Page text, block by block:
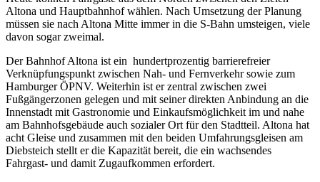
Altona und Hauptbahnhof wählen. Nach Umsetzung der Planung
müssen sie nach Altona Mitte immer in die S-Bahn umsteigen, viele
davon sogar zweimal.
Der Bahnhof Altona ist ein hundertprozentig barrierefreier
Verknüpfungspunkt zwischen Nah- und Fernverkehr sowie zum
Hamburger ÖPNV. Weiterhin ist er zentral zwischen zwei
Fußgängerzonen gelegen und mit seiner direkten Anbindung an die
Innenstadt mit Gastronomie und Einkaufsmöglichkeit im und nahe
am Bahnhofsgebäude auch sozialer Ort für den Stadtteil. Altona hat
acht Gleise und zusammen mit den beiden Umfahrungsgleisen am
Diebsteich stellt er die Kapazität bereit, die ein wachsendes
Fahrgast- und damit Zugaufkommen erfordert.